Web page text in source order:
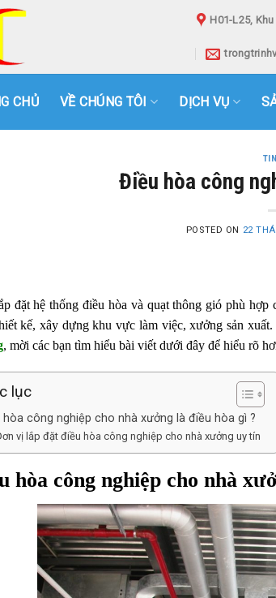
H01-L25,
CHỦ VỀ CHÚNG TÔI DỊCH VỤ
Điều hòa công
POSTED ON 22
đặt hệ thống điều hòa và quạt thông gió phù
kế, xây dựng khu vực làm việc, xưởng sản
, mời các bạn tìm hiểu bài viết dưới đây để hiểu rõ
lục
công nghiệp cho nhà xưởng là điều hòa gì ?
vị lắp đặt điều hòa công nghiệp cho nhà xưởng uy tín
hòa công nghiệp cho nhà